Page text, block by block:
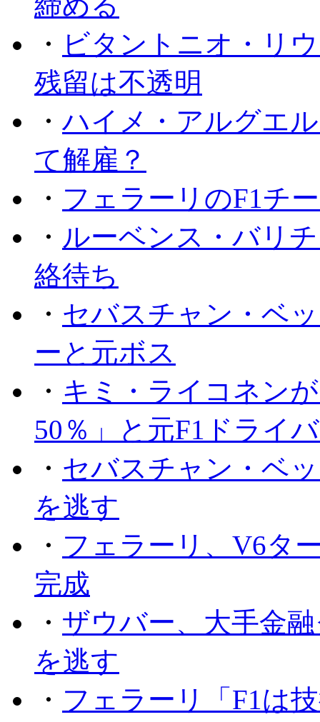
・ ビタントニオ・リ
残留は不透明
・ハイメ・アルグエ
て解雇？
・ フェラーリのF1チ
・ ルーベンス・バリ
絡待ち
・ セバスチャン・ベ
ーと元ボス
・ キミ・ライコネン
50％」と元F1ドライ
・ セバスチャン・ベ
を逃す
・ フェラーリ、V6タ
完成
・ ザウバー、大手金
を逃す
・ フェラーリ「F1は